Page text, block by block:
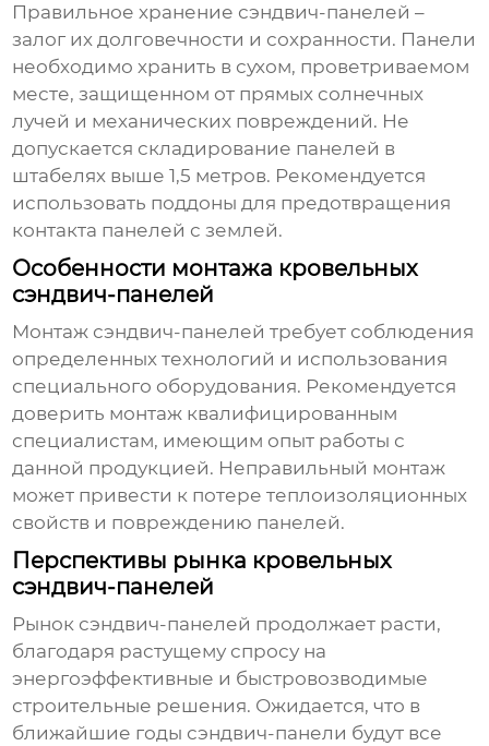
Правильное хранение сэндвич-панелей –
залог их долговечности и сохранности. Панели
необходимо хранить в сухом, проветриваемом
месте, защищенном от прямых солнечных
лучей и механических повреждений. Не
допускается складирование панелей в
штабелях выше 1,5 метров. Рекомендуется
использовать поддоны для предотвращения
контакта панелей с землей.
Особенности монтажа кровельных
сэндвич-панелей
Монтаж сэндвич-панелей требует соблюдения
определенных технологий и использования
специального оборудования. Рекомендуется
доверить монтаж квалифицированным
специалистам, имеющим опыт работы с
данной продукцией. Неправильный монтаж
может привести к потере теплоизоляционных
свойств и повреждению панелей.
Перспективы рынка кровельных
сэндвич-панелей
Рынок сэндвич-панелей продолжает расти,
благодаря растущему спросу на
энергоэффективные и быстровозводимые
строительные решения. Ожидается, что в
ближайшие годы сэндвич-панели будут все